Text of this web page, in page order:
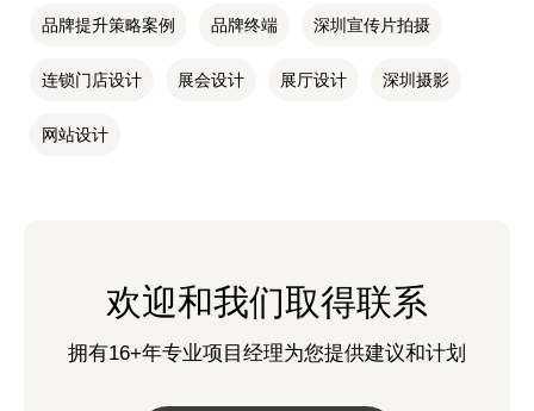
品牌提升策略案例 品牌终端 深圳宣传片拍摄
连锁门店设计 展会设计 展厅设计 深圳摄影
网站设计
欢迎和我们取得联系
拥有16+年专业项目经理为您提供建议和计划